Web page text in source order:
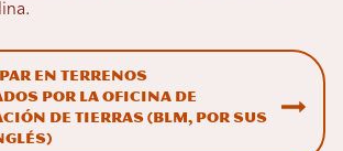
en terrenos
por la Oficina de
de Tierras (BLM, por sus